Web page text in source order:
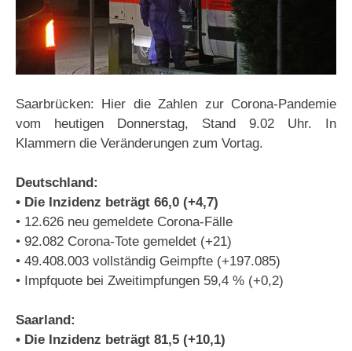
Saarbrücken: Hier die Zahlen zur Corona-Pandemie
vom heutigen Donnerstag, Stand 9.02 Uhr. In
Klammern die Veränderungen zum Vortag.
Deutschland:
• Die Inzidenz beträgt 66,0 (+4,7)
• 12.626 neu gemeldete Corona-Fälle
• 92.082 Corona-Tote gemeldet (+21)
• 49.408.003 vollständig Geimpfte (+197.085)
• Impfquote bei Zweitimpfungen 59,4 % (+0,2)
Saarland:
• Die Inzidenz beträgt 81,5 (+10,1)